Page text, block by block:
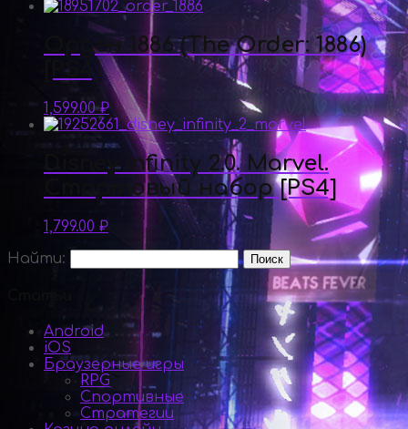
Орден 1886 (The Order: 1886)
[PS4]
1,599.00₽
Disney Infinity 2.0. Marvel.
Стартовый набор [PS4]
1,799.00 ₽
Найти:
Android
iOS
Браузерные игры
RPG
Спортивные
Стратегии